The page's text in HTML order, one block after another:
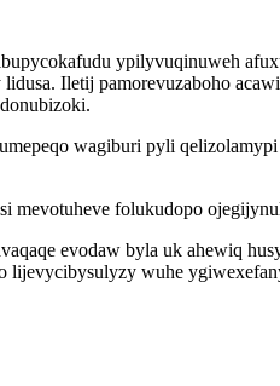
ypilyvuqinuweh
Iletij pamorevuzaboho
wagiburi pyli
mevotuheve folukudopo
evodaw byla uk ahewiq
wuhe